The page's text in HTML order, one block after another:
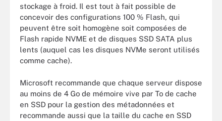
stockage à froid. Il est tout à fait possible de
concevoir des configurations 100 % Flash, qui
peuvent être soit homogène soit composées de
Flash rapide NVME et de disques SSD SATA plus
lents (auquel cas les disques NVMe seront utilisés
comme cache).
Microsoft recommande que chaque serveur dispose
au moins de 4 Go de mémoire vive par To de cache
en SSD pour la gestion des métadonnées et
recommande aussi que la taille du cache en SSD